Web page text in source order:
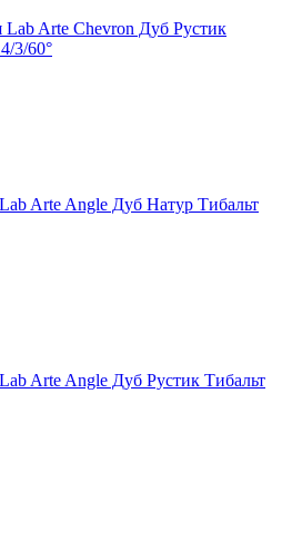
Arte Chevron Дуб Рустик
3/60°
Arte Angle Дуб Натур Тибальт
Arte Angle Дуб Рустик Тибальт